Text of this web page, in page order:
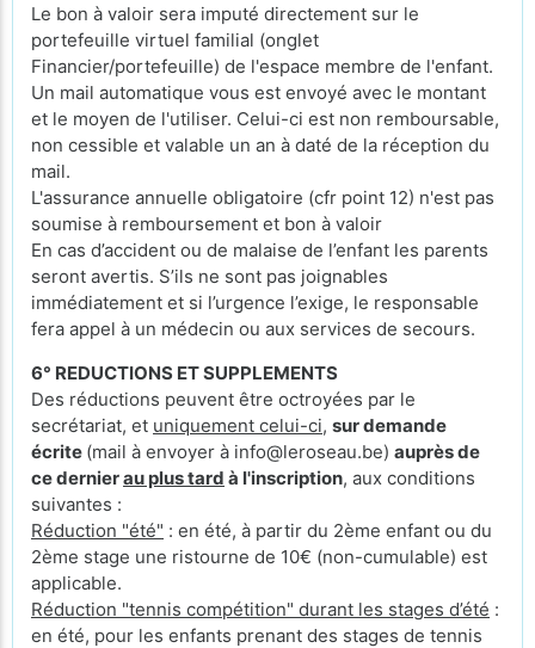
Le bon à valoir sera imputé directement sur le
portefeuille virtuel familial (onglet
Financier/portefeuille) de l'espace membre de l'enfant.
Un mail automatique vous est envoyé avec le montant
et le moyen de l'utiliser. Celui-ci est non remboursable,
non cessible et valable un an à daté de la réception du
mail.
L'assurance annuelle obligatoire (cfr point 12) n'est pas
soumise à remboursement et bon à valoir
En cas d’accident ou de malaise de l’enfant les parents
seront avertis. S’ils ne sont pas joignables
immédiatement et si l’urgence l’exige, le responsable
fera appel à un médecin ou aux services de secours.
6° REDUCTIONS ET SUPPLEMENTS
Des réductions peuvent être octroyées par le
secrétariat, et uniquement celui-ci, sur demande
écrite (mail à envoyer à info@leroseau.be) auprès de
ce dernierau plus tard à l'inscription, aux conditions
suivantes :
Réduction "été" : en été, à partir du 2ème enfant ou du
2ème stage une ristourne de 10€ (non-cumulable) est
applicable.
Réduction "tennis compétition" durant les stages d’été :
en été, pour les enfants prenant des stages de tennis